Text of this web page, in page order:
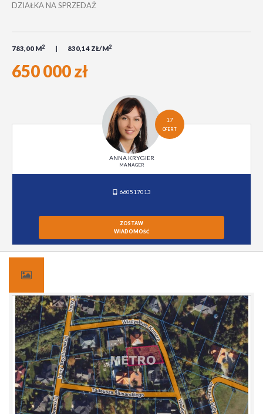
DZIAŁKA NA SPRZEDAŻ
783,00 M2 830,14 ZŁ/M2
650 000 zł
17
OFERT
ANNA KRYGIER
MANAGER
660517013
ZOSTAW
WIADOMOŚĆ